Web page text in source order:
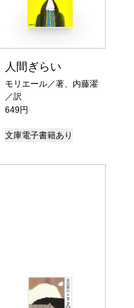
人間ぎらい
モリエール／著、内藤濯
／訳
649円
文庫電子書籍あり